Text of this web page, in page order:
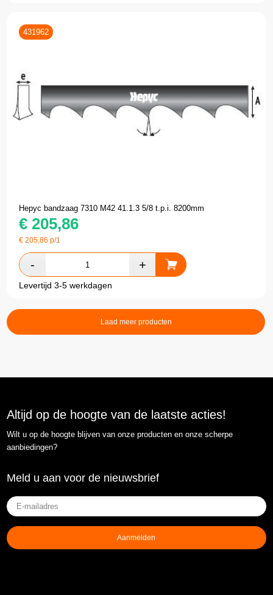
431962
Hepyc bandzaag 7310 M42 41.1.3 5/8 t.p.i. 8200mm
€ 205,86
€205,86 p/1
Levertijd 3-5 werkdagen
Laad meer producten
Altijd op de hoogte van de laatste acties!
Wilt u op de hoogte blijven van onze producten en onze scherpe
aanbiedingen?
Meld u aan voor de nieuwsbrief
E-
mailadres(Vereist)
Aanmelden